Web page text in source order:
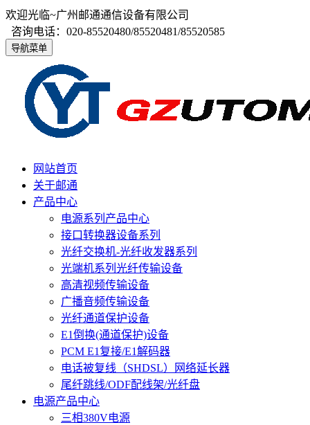
欢迎光临~广州邮通通信设备有限公司
咨询电话：020-85520480/85520481/85520585
导航菜单
网站首页
关于邮通
产品中心
电源系列产品中心
接口转换器设备系列
光纤交换机-光纤收发器系列
光端机系列光纤传输设备
高清视频传输设备
广播音频传输设备
光纤通道保护设备
E1倒换(通道保护)设备
PCM E1复接/E1解码器
电话被复线（SHDSL）网络延长器
尾纤跳线/ODF配线架/光纤盘
电源产品中心
三相380V电源